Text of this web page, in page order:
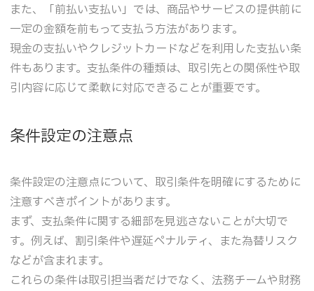
また、「前払い支払い」では、商品やサービスの提供前に
一定の金額を前もって支払う方法があります。
現金の支払いやクレジットカードなどを利用した支払い条
件もあります。支払条件の種類は、取引先との関係性や取
引内容に応じて柔軟に対応できることが重要です。
条件設定の注意点
条件設定の注意点について、取引条件を明確にするために
注意すべきポイントがあります。
まず、支払条件に関する細部を見逃さないことが大切で
す。例えば、割引条件や遅延ペナルティ、また為替リスク
などが含まれます。
これらの条件は取引担当者だけでなく、法務チームや財務